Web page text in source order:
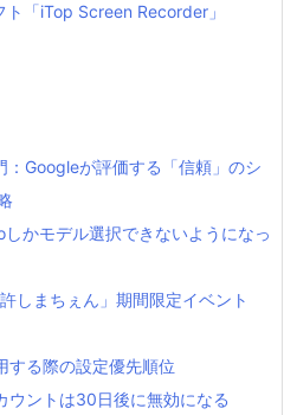
「iTop Screen Recorder」
Googleが評価する「信頼」のシ
かモデル選択できないようになっ
しまちぇん」期間限定イベント
る際の設定優先順位
ウントは30日後に無効になる